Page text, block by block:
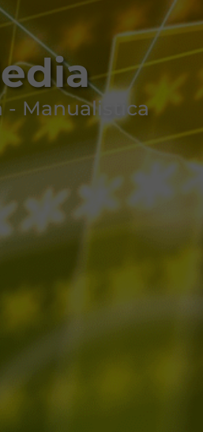
- Manualistica